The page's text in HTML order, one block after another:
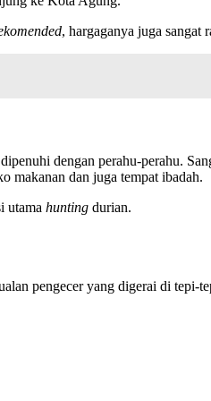
, hargaganya juga sangat
dengan perahu-perahu.
makanan dan juga tempat ibadah.
utama hunting durian.
pengecer yang digerai di tepi-